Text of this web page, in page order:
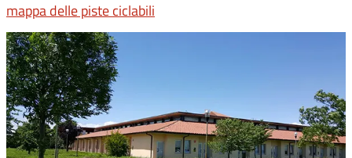
mappa delle piste ciclabili